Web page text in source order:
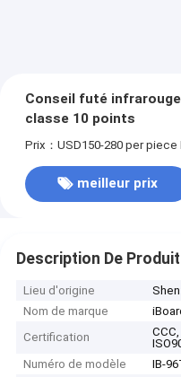
Conseil futé
classe 10 points
Prix：USD150-280 per piece
meilleur prix
Description De Produit
Lieu d'origine
Nom de marque
Certification
Numéro de modèle
IB-